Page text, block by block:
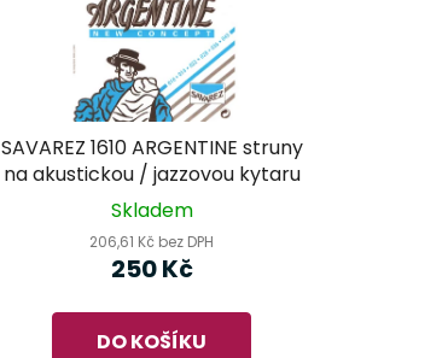
SAVAREZ 1610 ARGENTINE struny
na akustickou / jazzovou kytaru
Skladem
206,61 Kč bez DPH
250 Kč
DO KOŠÍKU